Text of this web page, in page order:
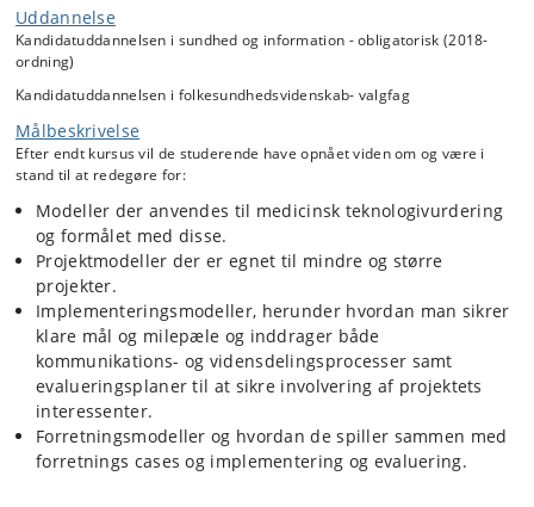
De studerende vil blive introduceret til, hvordan en innovationsproces
skal forankres og bør tage udgangspunkt i identificerede
problemstillinger, samt hvordan man skal sikre en sammenhæng
mellem problemer, processer og planlagte evalueringer og inddrage
agile metoder. Det vil også blive diskuteret, hvordan de valgte
modeller kan anvendes i forhold til det niveau man vil lave sin
udvikling og implementering på. Undervejs vil fx det Agile manifest,
Scrum, Prince-2, MAST, mini-MTV og the West Midland Toolkit blive
diskuteret. Begreber som forretningscase og forretningsmodel og
deres betydning for både beslutninger omkring implementering og
evaluering vil blive belyst.
Danske og internationale cases vil bliv brugt til at illustrere hvordan
modellerne kan bruges i praksis.
Uddannelse
Kandidatuddannelsen i sundhed og information - obligatorisk (2018-
ordning)
Kandidatuddannelsen i folkesundhedsvidenskab- valgfag
Målbeskrivelse
Efter endt kursus vil de studerende have opnået viden om og være i
stand til at redegøre for:
Modeller der anvendes til medicinsk teknologivurdering
og formålet med disse.
Projektmodeller der er egnet til mindre og større
projekter.
Implementeringsmodeller, herunder hvordan man sikrer
klare mål og milepæle og inddrager både
kommunikations- og vidensdelingsprocesser samt
evalueringsplaner til at sikre involvering af projektets
interessenter.
Forretningsmodeller og hvordan de spiller sammen med
forretnings cases og implementering og evaluering.